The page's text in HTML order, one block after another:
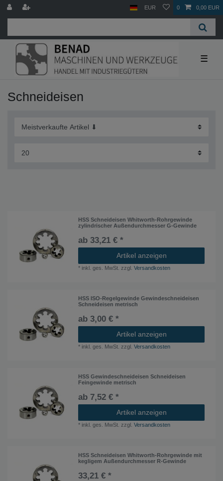
EUR 0 0,00 EUR
☰
Schneideisen
HSS Schneideisen Whitworth-Rohrgewinde
zylindrischer Außendurchmesser G-Gewinde
ab 33,21 € *
Artikel anzeigen
* inkl. ges. MwSt. zzgl.Versandkosten
HSS ISO-Regelgewinde Gewindeschneideisen
Schneideisen metrisch
ab 3,00 € *
Artikel anzeigen
* inkl. ges. MwSt. zzgl.Versandkosten
HSS Gewindeschneideisen Schneideisen
Feingewinde metrisch
ab 7,52 € *
Artikel anzeigen
* inkl. ges. MwSt. zzgl.Versandkosten
HSS Schneideisen Whitworth-Rohrgewinde mit
kegligem Außendurchmesser R-Gewinde
33,21 € *